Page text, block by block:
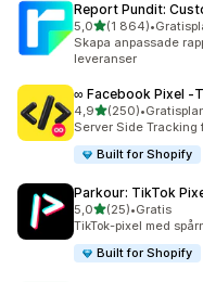
Report Pundit:
5,0av 5 stjärnor
(1 864)
1864 recensioner
•
Skapa anpassade
leveranser
∞ Facebook Pixel
4,9av 5 stjärnor
(250)
250 recensioner totalt
•
Server Side Tracking
Built for Shopify
Parkour: TikTok
5,0av 5 stjärnor
(25)
25 recensioner totalt
•Gratis
TikTok-pixel med
Built for Shopify